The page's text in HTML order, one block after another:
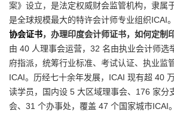
案》设立，是法定权威财会监管机构，隶属
是全球规模最大的特许会计师专业组织ICAI。
协会证书，办理印度会计师证书，如何定制
由 40 人理事会运营，32 名由执业会计师选
府指派，统筹行业标准、考试认证、执业监
ICAI。历经七十余年发展，ICAI 现有超 40
读学员，国内设 5 大区域理事会、176 家分
会、31 个办事处，覆盖 47 个国家城市ICAI